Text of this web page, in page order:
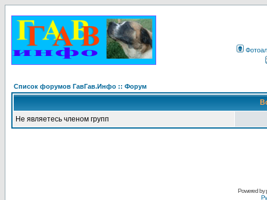
Список форумов ГавГав.Инфо :: Форум
Не являетесь членом групп
Powered by